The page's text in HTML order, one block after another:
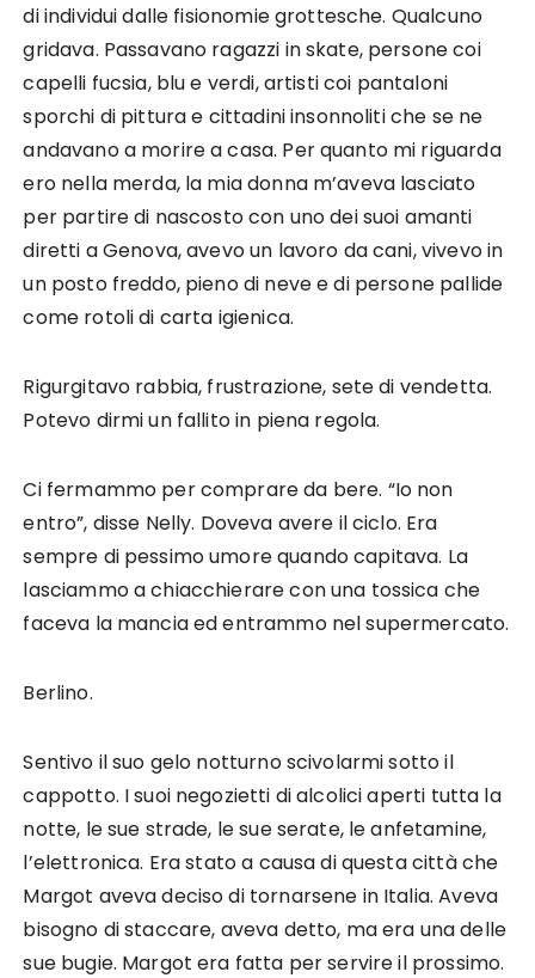
di individui dalle fisionomie grottesche. Qualcuno
gridava. Passavano ragazzi in skate, persone coi
capelli fucsia, blu e verdi, artisti coi pantaloni
sporchi di pittura e cittadini insonnoliti che se ne
andavano a morire a casa. Per quanto mi riguarda
ero nella merda, la mia donna m’aveva lasciato
per partire di nascosto con uno dei suoi amanti
diretti a Genova, avevo un lavoro da cani, vivevo in
un posto freddo, pieno di neve e di persone pallide
come rotoli di carta igienica.
Rigurgitavo rabbia, frustrazione, sete di vendetta.
Potevo dirmi un fallito in piena regola.
Ci fermammo per comprare da bere. “Io non
entro”, disse Nelly. Doveva avere il ciclo. Era
sempre di pessimo umore quando capitava. La
lasciammo a chiacchierare con una tossica che
faceva la mancia ed entrammo nel supermercato.
Berlino.
Sentivo il suo gelo notturno scivolarmi sotto il
cappotto. I suoi negozietti di alcolici aperti tutta la
notte, le sue strade, le sue serate, le anfetamine,
l’elettronica. Era stato a causa di questa città che
Margot aveva deciso di tornarsene in Italia. Aveva
bisogno di staccare, aveva detto, ma era una delle
sue bugie. Margot era fatta per servire il prossimo.